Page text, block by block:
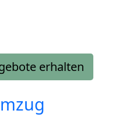
erhalten